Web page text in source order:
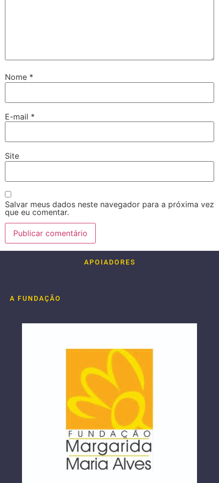
Nome *
E-mail *
Site
Salvar meus dados neste navegador para a próxima vez
que eu comentar.
APOIADORES
A FUNDAÇÃO